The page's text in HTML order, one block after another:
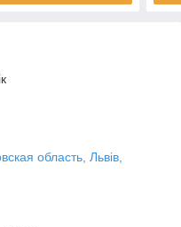
область, Львів,